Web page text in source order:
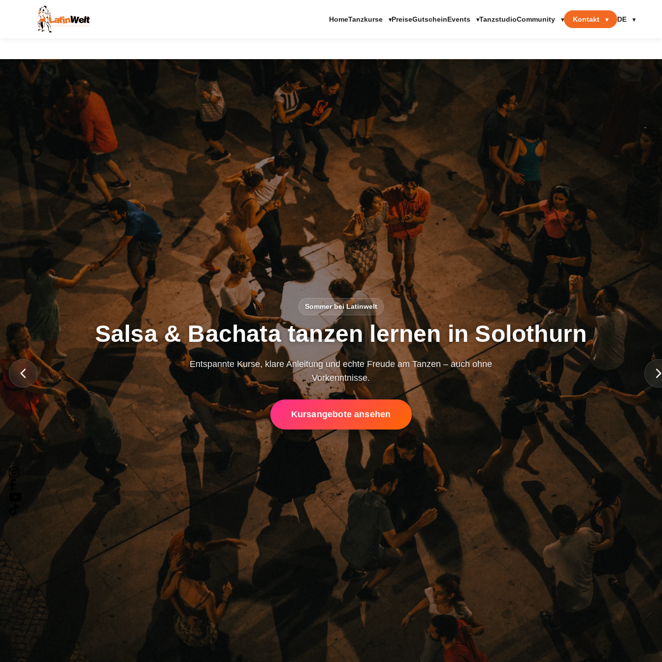
HomeTanzkurse ▾PreiseGutscheinEvents ▾TanzstudioCommunity ▾ Kontakt ▾ DE ▾
Sommer bei Latinwelt
Salsa & Bachata tanzen lernen in Solothurn
Entspannte Kurse, klare Anleitung und echte Freude am Tanzen – auch ohne
Vorkenntnisse.
Kursangebote ansehen